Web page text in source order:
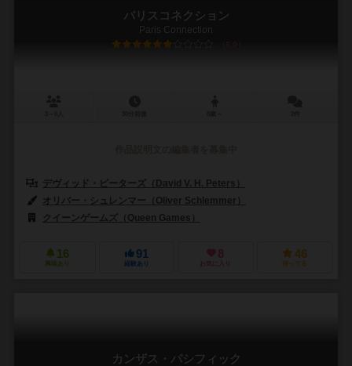
パリスコネクション
Paris Connection
6.0
デヴィッド・ピーターズ（David V. H. Peters）
オリバー・シュレンマー（Oliver Schlemmer）
クイーンゲームズ（Queen Games）
16
興味あり
91
経験あり
8
お気に入り
46
持ってる
カンザス・パシフィック